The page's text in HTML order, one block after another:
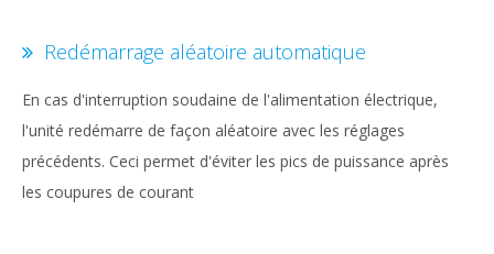
Redémarrage aléatoire automatique
En cas d'interruption soudaine de l'alimentation électrique,
l'unité redémarre de façon aléatoire avec les réglages
précédents. Ceci permet d'éviter les pics de puissance après
les coupures de courant